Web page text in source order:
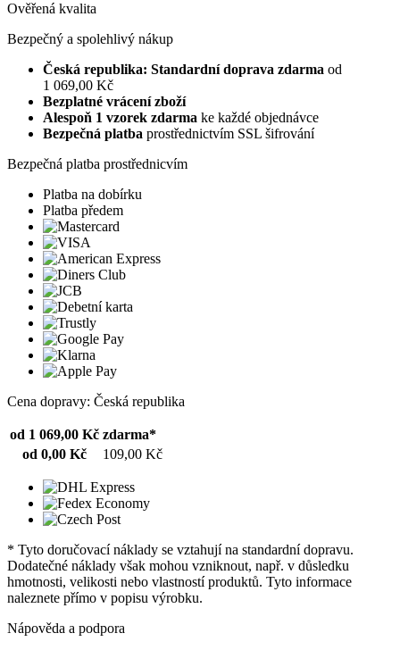
Ověřená kvalita
Bezpečný a spolehlivý nákup
Česká republika: Standardní doprava zdarma od
1 069,00 Kč
Bezplatné vrácení zboží
Alespoň 1 vzorek zdarma ke každé objednávce
Bezpečná platba prostřednictvím SSL šifrování
Bezpečná platba prostřednicvím
Platba na dobírku
Platba předem
Cena dopravy: Česká republika
od 1 069,00 Kč zdarma*
od 0,00 Kč
109,00 Kč
* Tyto doručovací náklady se vztahují na standardní dopravu.
Dodatečné náklady však mohou vzniknout, např. v důsledku
hmotnosti, velikosti nebo vlastností produktů. Tyto informace
naleznete přímo v popisu výrobku.
Nápověda a podpora